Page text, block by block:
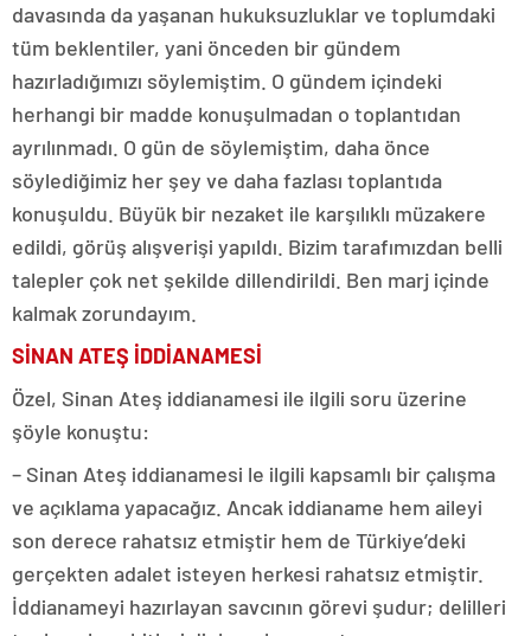
davasında da yaşanan hukuksuzluklar ve toplumdaki
tüm beklentiler, yani önceden bir gündem
hazırladığımızı söylemiştim. O gündem içindeki
herhangi bir madde konuşulmadan o toplantıdan
ayrılınmadı. O gün de söylemiştim, daha önce
söylediğimiz her şey ve daha fazlası toplantıda
konuşuldu. Büyük bir nezaket ile karşılıklı müzakere
edildi, görüş alışverişi yapıldı. Bizim tarafımızdan belli
talepler çok net şekilde dillendirildi. Ben marj içinde
kalmak zorundayım.
SİNAN ATEŞ İDDİANAMESİ
Özel, Sinan Ateş iddianamesi ile ilgili soru üzerine
şöyle konuştu:
– Sinan Ateş iddianamesi le ilgili kapsamlı bir çalışma
ve açıklama yapacağız. Ancak iddianame hem aileyi
son derece rahatsız etmiştir hem de Türkiye’deki
gerçekten adalet isteyen herkesi rahatsız etmiştir.
İddianameyi hazırlayan savcının görevi şudur; delilleri